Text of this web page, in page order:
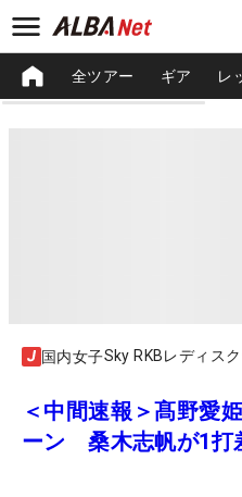
全ツアー ギア レ
国内女子Sky RKBレディス
＜中間速報＞髙野愛
ーン 桑木志帆が1打